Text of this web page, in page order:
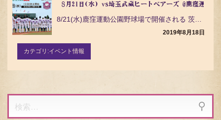
8月21日(水) vs埼玉武蔵ヒートベアーズ @鹿窪運動公
8/21(水)鹿窪運動公園野球場で開催される 茨城アストロプラネッツ VS 埼玉武蔵ヒートベアーズ …
2019年8月18日
カテゴリ:イベント情報
索: